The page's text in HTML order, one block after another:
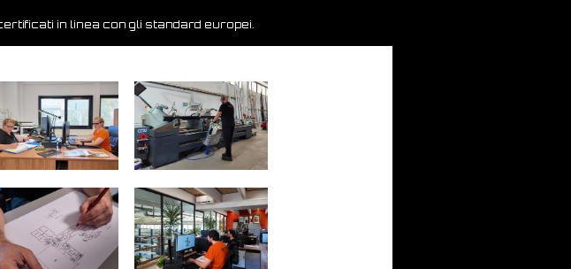
in linea con gli standard europei.